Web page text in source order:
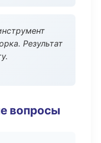
Результат
вопросы